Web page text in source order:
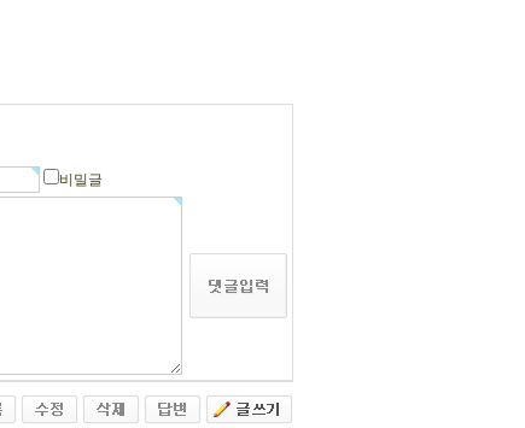
비밀글